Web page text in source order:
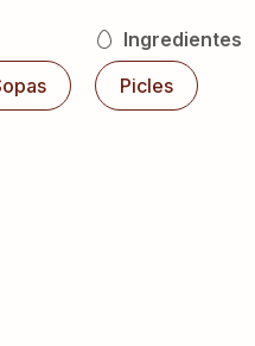
Ingredientes
Picles